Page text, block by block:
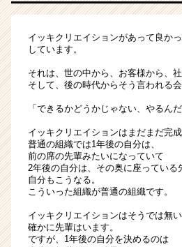
イッキクリエイションがあって良か
しています。
それは、世の中から、お客様から、社
そして、後の時代からそう言われる会
「できるかどうかじゃない、やるんだ
イッキクリエイションはまだまだ完
普通の組織では1年後の自分は、
前の席の先輩みたいになっていて
2年後の自分は、その奥に座っている
自分もこうなる。
こういった組織が普通の組織です。
イッキクリエイションはそうでは無い
確かに先輩はいます。
ですが、1年後の自分を決めるのは